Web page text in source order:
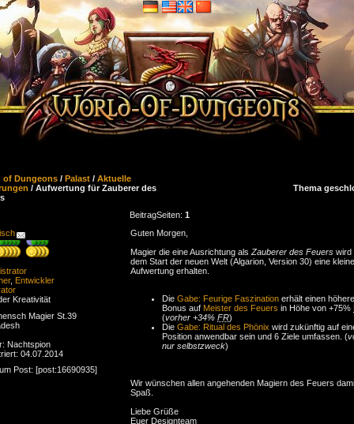
of Dungeons / Palast / Aktuelle
/ Aufwertung für Zauberer des
Thema
BeitragSeiten: 1
, Entwickler
Kreativität
Magier St.39
Nachtspion
04.07.2014
Post: [post:16690935]
Guten Morgen,
Magier die eine Ausrichtung als Zauberer des Feuers wird
dem Start der neuen Welt (Algarion, Version 30) eine kleine
Aufwertung erhalten.
Die Gabe: Feurige Faszination erhält einen
Bonus auf Meister des Feuers in Höhe von +75%
(vorher +34% FR)
Die Gabe: Ritual des Phönix wird zukünftig auf
Position anwendbar sein und 6 Ziele umfassen. (
nur selbstzweck)
Wir wünschen allen angehenden Magiern des Feuers
Spaß.
Liebe Grüße
Euer Designteam